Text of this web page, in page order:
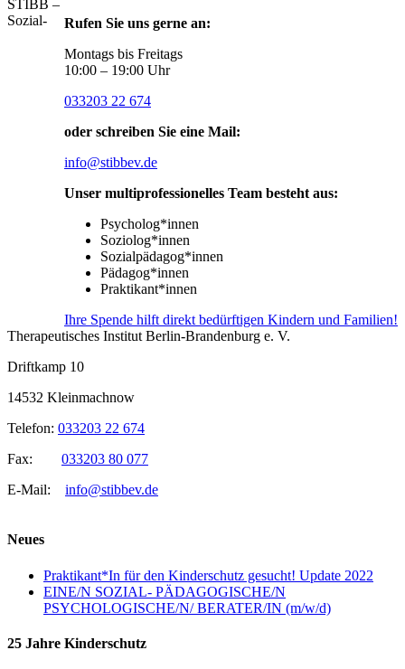
Rufen Sie uns gerne an:
Montags bis Freitags
10:00 – 19:00 Uhr
033203 22 674
oder schreiben Sie eine Mail:
info@stibbev.de
Unser multiprofessionelles Team besteht aus:
Psycholog*innen
Soziolog*innen
Sozialpädagog*innen
Pädagog*innen
Praktikant*innen
Ihre Spende hilft direkt bedürftigen Kindern und Familien!
STIBB –
Sozial-
Therapeutisches Institut Berlin-Brandenburg e. V.
Driftkamp 10
14532 Kleinmachnow
Telefon: 033203 22 674
Fax: 033203 80 077
E-Mail: info@stibbev.de
Neues
Praktikant*In für den Kinderschutz gesucht! Update 2022
EINE/N SOZIAL- PÄDAGOGISCHE/N
PSYCHOLOGISCHE/N/ BERATER/IN (m/w/d)
25 Jahre Kinderschutz